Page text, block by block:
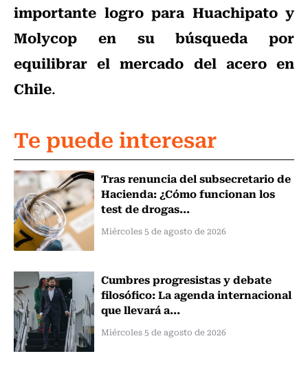
importante logro para Huachipato y
Molycop en su búsqueda por
equilibrar el mercado del acero en
Chile.
Te puede interesar
Tras renuncia del subsecretario de
Hacienda: ¿Cómo funcionan los
test de drogas...
Miércoles 5 de agosto de 2026
Cumbres progresistas y debate
filosófico: La agenda internacional
que llevará a...
Miércoles 5 de agosto de 2026